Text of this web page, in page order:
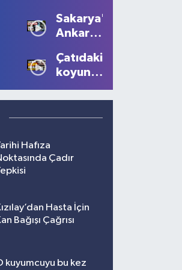
Devam
Ediyor
10 bin
lira ceza
Sakarya'dan
Ankara'ya
çağrısı
Çatıdaki
koyunu
gözlerine
inanamadı!
Hafıza
Çadır
Hasta İçin
Bağışı Çağrısı
kuyumcuyu bu kez